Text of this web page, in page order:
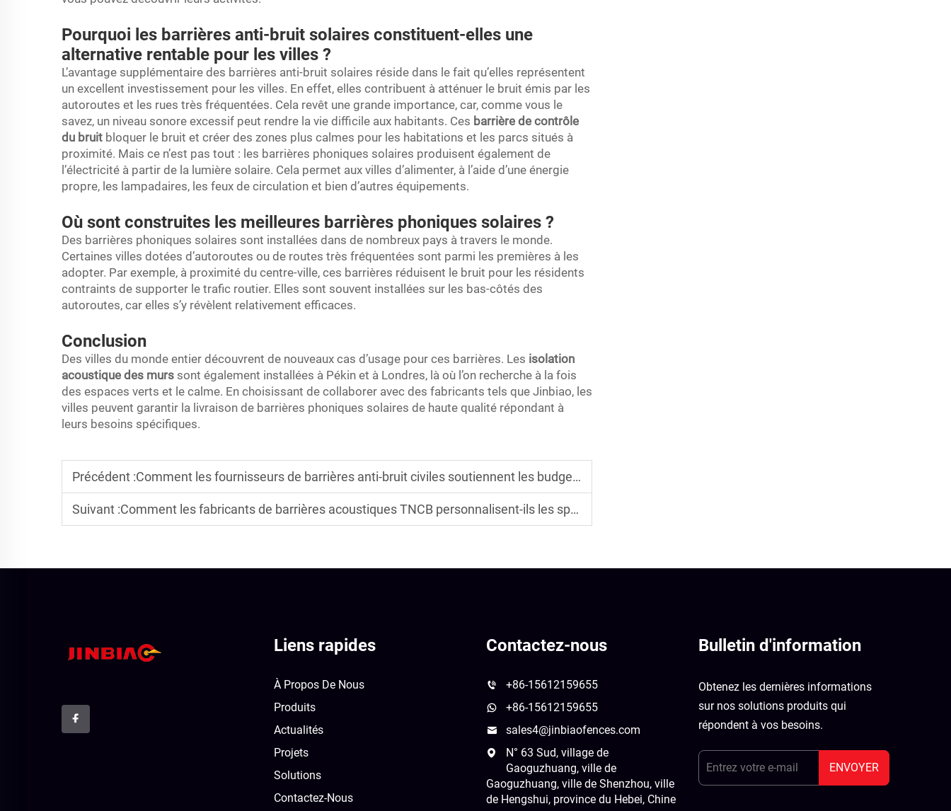
Pourquoi les barrières anti-bruit solaires constituent-elles une
alternative rentable pour les villes ?
L’avantage supplémentaire des barrières anti-bruit solaires réside dans le fait qu’elles représentent
un excellent investissement pour les villes. En effet, elles contribuent à atténuer le bruit émis par les
autoroutes et les rues très fréquentées. Cela revêt une grande importance, car, comme vous le
savez, un niveau sonore excessif peut rendre la vie difficile aux habitants. Ces barrière de contrôle
du bruit bloquer le bruit et créer des zones plus calmes pour les habitations et les parcs situés à
proximité. Mais ce n’est pas tout : les barrières phoniques solaires produisent également de
l’électricité à partir de la lumière solaire. Cela permet aux villes d’alimenter, à l’aide d’une énergie
propre, les lampadaires, les feux de circulation et bien d’autres équipements.
Où sont construites les meilleures barrières phoniques solaires ?
Des barrières phoniques solaires sont installées dans de nombreux pays à travers le monde.
Certaines villes dotées d’autoroutes ou de routes très fréquentées sont parmi les premières à les
adopter. Par exemple, à proximité du centre-ville, ces barrières réduisent le bruit pour les résidents
contraints de supporter le trafic routier. Elles sont souvent installées sur les bas-côtés des
autoroutes, car elles s’y révèlent relativement efficaces.
Conclusion
Des villes du monde entier découvrent de nouveaux cas d’usage pour ces barrières. Les isolation
acoustique des murs sont également installées à Pékin et à Londres, là où l’on recherche à la fois
des espaces verts et le calme. En choisissant de collaborer avec des fabricants tels que Jinbiao, les
villes peuvent garantir la livraison de barrières phoniques solaires de haute qualité répondant à
leurs besoins spécifiques.
Précédent :Comment les fournisseurs de barrières anti-bruit civiles soutiennent les budgets municipaux
Suivant :Comment les fabricants de barrières acoustiques TNCB personnalisent-ils les spécifications régionales
Liens rapides
À Propos De Nous
Produits
Actualités
Projets
Solutions
Contactez-Nous
Contactez-nous
+86-15612159655
+86-15612159655
sales4@jinbiaofences.com
N° 63 Sud, village de
Gaoguzhuang, ville de
Gaoguzhuang, ville de Shenzhou, ville
de Hengshui, province du Hebei, Chine
Bulletin d'information
Obtenez les dernières informations
sur nos solutions produits qui
répondent à vos besoins.
ENVOYER